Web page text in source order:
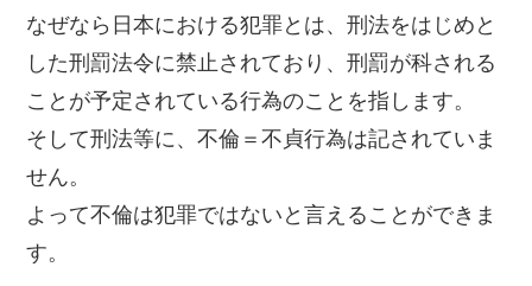
なぜなら日本における犯罪とは、刑法をはじめと
した刑罰法令に禁止されており、刑罰が科される
ことが予定されている行為のことを指します。
そして刑法等に、不倫＝不貞行為は記されていま
せん。
よって不倫は犯罪ではないと言えることができま
す。